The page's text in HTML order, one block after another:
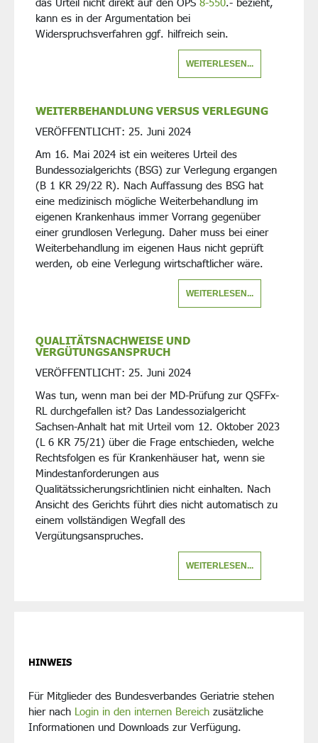
das Urteil nicht direkt auf den OPS 8-550.- bezieht,
kann es in der Argumentation bei
Widerspruchsverfahren ggf. hilfreich sein.
WEITERLESEN...
WEITERBEHANDLUNG VERSUS VERLEGUNG
VERÖFFENTLICHT: 25. Juni 2024
Am 16. Mai 2024 ist ein weiteres Urteil des
Bundessozialgerichts (BSG) zur Verlegung ergangen
(B 1 KR 29/22 R). Nach Auffassung des BSG hat
eine medizinisch mögliche Weiterbehandlung im
eigenen Krankenhaus immer Vorrang gegenüber
einer grundlosen Verlegung. Daher muss bei einer
Weiterbehandlung im eigenen Haus nicht geprüft
werden, ob eine Verlegung wirtschaftlicher wäre.
WEITERLESEN...
QUALITÄTSNACHWEISE UND
VERGÜTUNGSANSPRUCH
VERÖFFENTLICHT: 25. Juni 2024
Was tun, wenn man bei der MD-Prüfung zur QSFFx-
RL durchgefallen ist? Das Landessozialgericht
Sachsen-Anhalt hat mit Urteil vom 12. Oktober 2023
(L 6 KR 75/21) über die Frage entschieden, welche
Rechtsfolgen es für Krankenhäuser hat, wenn sie
Mindestanforderungen aus
Qualitätssicherungsrichtlinien nicht einhalten. Nach
Ansicht des Gerichts führt dies nicht automatisch zu
einem vollständigen Wegfall des
Vergütungsanspruches.
WEITERLESEN...
HINWEIS
Für Mitglieder des Bundesverbandes Geriatrie stehen
hier nach Login in den internen Bereich zusätzliche
Informationen und Downloads zur Verfügung.